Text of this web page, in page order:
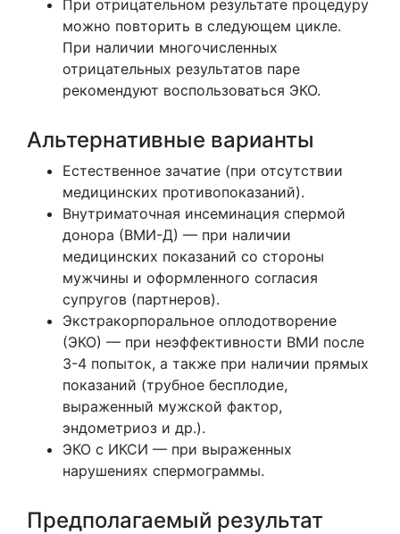
При отрицательном результате процедуру
можно повторить в следующем цикле.
При наличии многочисленных
отрицательных результатов паре
рекомендуют воспользоваться ЭКО.
Альтернативные варианты
Естественное зачатие (при отсутствии
медицинских противопоказаний).
Внутриматочная инсеминация спермой
донора (ВМИ-Д) — при наличии
медицинских показаний со стороны
мужчины и оформленного согласия
супругов (партнеров).
Экстракорпоральное оплодотворение
(ЭКО) — при неэффективности ВМИ после
3-4 попыток, а также при наличии прямых
показаний (трубное бесплодие,
выраженный мужской фактор,
эндометриоз и др.).
ЭКО с ИКСИ — при выраженных
нарушениях спермограммы.
Предполагаемый результат